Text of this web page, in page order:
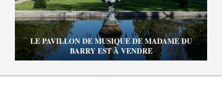
LE PAVILLON DE MUSIQUE DE MADAME DU
BARRY EST À VENDRE